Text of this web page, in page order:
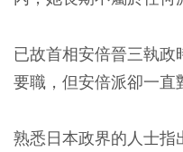
已故首相安倍晉三執
要職，但安倍派卻一直
熟悉日本政界的人士